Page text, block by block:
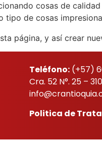
cosas de
tipo de cosas
página, y así crear
Teléfono:(+57)
Cra. 52 N°. 25 –
Politica de